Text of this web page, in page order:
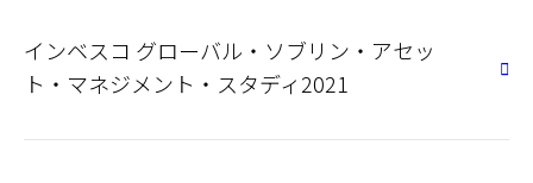
インベスコ グローバル・ソブリン・アセッ
ト・マネジメント・スタディ2021